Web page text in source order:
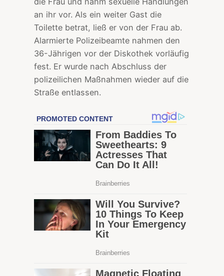
an ihr vor. Als ein weiter Gast die
Toilette betrat, ließ er von der Frau ab.
Alarmierte Polizeibeamte nahmen den
36-Jährigen vor der Diskothek vorläufig
fest. Er wurde nach Abschluss der
polizeilichen Maßnahmen wieder auf die
Straße entlassen.